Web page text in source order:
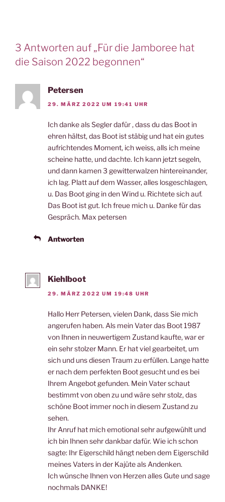
3 Antworten auf „Für die Jamboree hat
die Saison 2022 begonnen“
Petersen
29. MÄRZ 2022 UM 19:41 UHR
Ich danke als Segler dafür , dass du das Boot in
ehren hältst, das Boot ist stäbig und hat ein gutes
aufrichtendes Moment, ich weiss, alls ich meine
scheine hatte, und dachte. Ich kann jetzt segeln,
und dann kamen 3 gewitterwalzen hintereinander,
ich lag. Platt auf dem Wasser, alles losgeschlagen,
u. Das Boot ging in den Wind u. Richtete sich auf.
Das Boot ist gut. Ich freue mich u. Danke für das
Gespräch. Max petersen
Antworten
Kiehlboot
29. MÄRZ 2022 UM 19:48 UHR
Hallo Herr Petersen, vielen Dank, dass Sie mich
angerufen haben. Als mein Vater das Boot 1987
von Ihnen in neuwertigem Zustand kaufte, war er
ein sehr stolzer Mann. Er hat viel gearbeitet, um
sich und uns diesen Traum zu erfüllen. Lange hatte
er nach dem perfekten Boot gesucht und es bei
Ihrem Angebot gefunden. Mein Vater schaut
bestimmt von oben zu und wäre sehr stolz, das
schöne Boot immer noch in diesem Zustand zu
sehen.
Ihr Anruf hat mich emotional sehr aufgewühlt und
ich bin Ihnen sehr dankbar dafür. Wie ich schon
sagte: Ihr Eigerschild hängt neben dem Eigerschild
meines Vaters in der Kajüte als Andenken.
Ich wünsche Ihnen von Herzen alles Gute und sage
nochmals DANKE!